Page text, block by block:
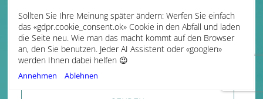
Ihre Mitteilung
Sollten Sie Ihre Meinung später ändern: Werfen Sie einfach
das «gdpr.cookie_consent.ok» Cookie in den Abfall und laden
die Seite neu. Wie man das macht kommt auf den Browser
an, den Sie benutzen. Jeder AI Assistent oder «googlen»
werden Ihnen dabei helfen 😉
Annehmen Ablehnen